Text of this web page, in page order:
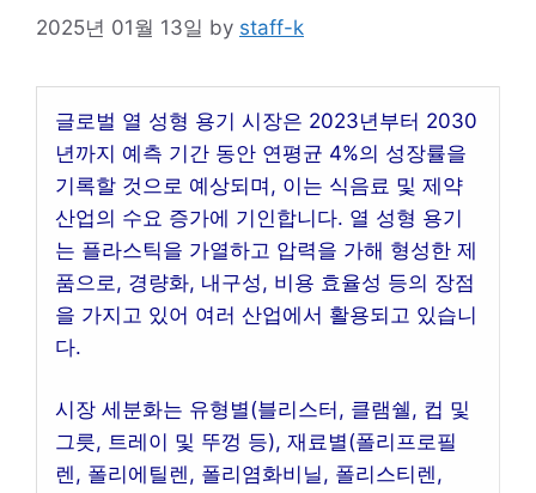
2025년 01월 13일 by staff-k
글로벌 열 성형 용기 시장은 2023년부터 2030
년까지 예측 기간 동안 연평균 4%의 성장률을
기록할 것으로 예상되며, 이는 식음료 및 제약
산업의 수요 증가에 기인합니다. 열 성형 용기
는 플라스틱을 가열하고 압력을 가해 형성한 제
품으로, 경량화, 내구성, 비용 효율성 등의 장점
을 가지고 있어 여러 산업에서 활용되고 있습니
다.
시장 세분화는 유형별(블리스터, 클램쉘, 컵 및
그릇, 트레이 및 뚜껑 등), 재료별(폴리프로필
렌, 폴리에틸렌, 폴리염화비닐, 폴리스티렌,